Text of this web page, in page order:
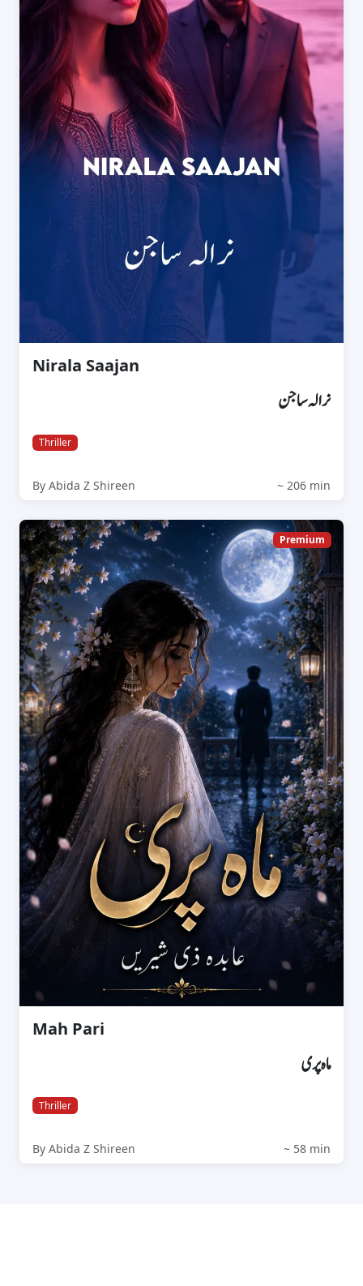
Nirala Saajan
نرالہ ساجن
Thriller
By Abida Z Shireen ~ 206 min
Premium
Mah Pari
ماہ پری
Thriller
By Abida Z Shireen ~ 58 min